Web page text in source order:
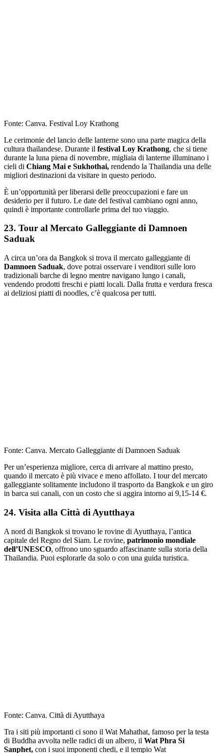
Fonte: Canva. Festival Loy Krathong
Le cerimonie del lancio delle lanterne sono una parte magica della
cultura thailandese. Durante il festival Loy Krathong, che si tiene
durante la luna piena di novembre, migliaia di lanterne illuminano i
cieli di Chiang Mai e Sukhothai, rendendo la Thailandia una delle
migliori destinazioni da visitare in questo periodo.
È un’opportunità per liberarsi delle preoccupazioni e fare un
desiderio per il futuro. Le date del festival cambiano ogni anno,
quindi è importante controllarle prima del tuo viaggio.
23. Tour al Mercato Galleggiante di Damnoen
Saduak
A circa un’ora da Bangkok si trova il mercato galleggiante di
Damnoen Saduak, dove potrai osservare i venditori sulle loro
tradizionali barche di legno mentre navigano lungo i canali,
vendendo prodotti freschi e piatti locali. Dalla frutta e verdura fresca
ai deliziosi piatti di noodles, c’è qualcosa per tutti.
Fonte: Canva. Mercato Galleggiante di Damnoen Saduak
Per un’esperienza migliore, cerca di arrivare al mattino presto,
quando il mercato è più vivace e meno affollato. I tour del mercato
galleggiante solitamente includono il trasporto da Bangkok e un giro
in barca sui canali, con un costo che si aggira intorno ai 9,15-14 €.
24. Visita alla Città di Ayutthaya
A nord di Bangkok si trovano le rovine di Ayutthaya, l’antica
capitale del Regno del Siam. Le rovine, patrimonio mondiale
dell’UNESCO, offrono uno sguardo affascinante sulla storia della
Thailandia. Puoi esplorarle da solo o con una guida turistica.
Fonte: Canva. Città di Ayutthaya
Tra i siti più importanti ci sono il Wat Mahathat, famoso per la testa
di Buddha avvolta nelle radici di un albero, il Wat Phra Si
Sanphet, con i suoi imponenti chedi, e il tempio Wat